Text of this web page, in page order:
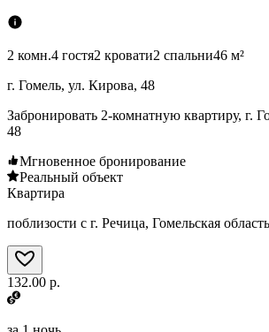
2 комн.4 гостя2 кровати2 спальни46 м²
г. Гомель, ул. Кирова, 48
Забронировать 2-комнатную квартиру, г.
48
Мгновенное бронирование
Реальный объект
Квартира
поблизости с г. Речица, Гомельская область
132.00 р.